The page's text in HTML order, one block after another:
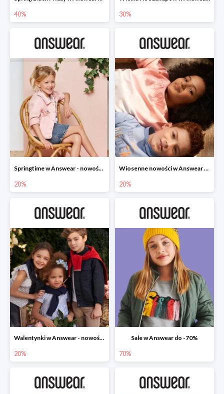
40% 30%
Springtime w Answear - nowości do -20%
20%
Wiosenne nowości w Answear do -20%
20%
Walentynki w Answear - nowości do -20%
20%
Sale w Answear do -70%
70%